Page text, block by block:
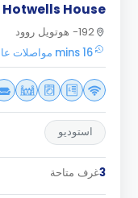
Hotwells House
192- هوتويل روود
16 mins مواصلات عامه الى وسط بريستل
استوديو
3غرف متاحة